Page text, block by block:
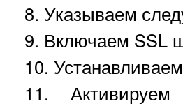
8. Указываем
9. Включаем SSL
10.
11. Активируем